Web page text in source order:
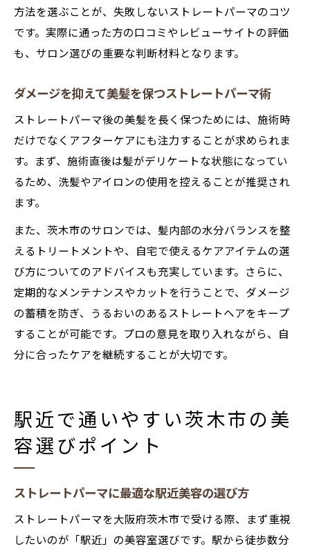
方法を選ぶことが、失敗しないストレートパーマのコツ
です。実際に通った方の口コミやレビューサイトの評価
も、サロン選びの重要な判断材料となります。
ダメージを抑えて美髪を保つストレートパーマ術
ストレートパーマ後の美髪を長く保つためには、施術時
だけでなくアフターケアにも注力することが求められま
す。まず、施術直後は髪がデリケートな状態になってい
るため、洗髪やアイロンの使用を控えることが推奨され
ます。
また、茨木市のサロンでは、髪内部の水分バランスを整
えるトリートメントや、自宅で使えるケアアイテムの選
び方についてのアドバイスも充実しています。さらに、
定期的なメンテナンスやカットを行うことで、ダメージ
の蓄積を防ぎ、うるおいのあるストレートヘアをキープ
することが可能です。プロの意見を取り入れながら、自
分に合ったケアを継続することが大切です。
駅近で通いやすい茨木市の美
容選びポイント
ストレートパーマに最適な駅近美容の選び方
ストレートパーマを大阪府茨木市で受ける際、まず重視
したいのが「駅近」の美容室選びです。駅から徒歩数分